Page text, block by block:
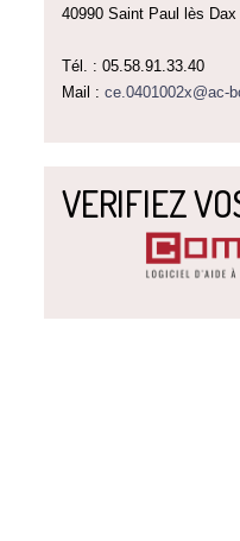
40990 Saint Paul lès Dax
Tél. : 05.58.91.33.40
Mail : ce.0401002x@ac-
VERIFIEZ